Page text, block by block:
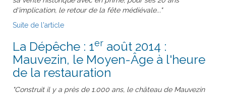
d'implication, le retour de la fête médiévale..."
Suite de l'article
La Dépêche : 1er août 2014 :
Mauvezin, le Moyen-Âge à l'heure
de la restauration
"Construit il y a près de 1.000 ans, le château de Mauvezin